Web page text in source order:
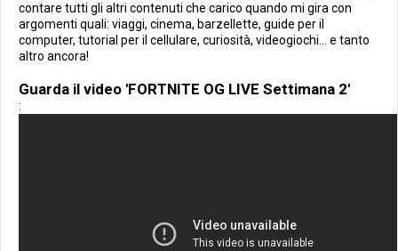
contare tutti gli altri contenuti che carico quando mi gira con
argomenti quali: viaggi, cinema, barzellette, guide per il
computer, tutorial per il cellulare, curiosità, videogiochi... e tanto
altro ancora!
Guarda il video 'FORTNITE OG LIVE Settimana 2'
: